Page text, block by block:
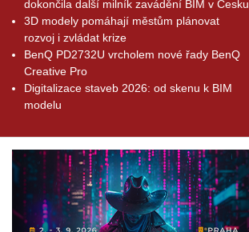
dokončila další milník zavádění BIM v Česku
3D modely pomáhají městům plánovat
rozvoj i zvládat krize
BenQ PD2732U vrcholem nové řady BenQ
Creative Pro
Digitalizace staveb 2026: od skenu k BIM
modelu